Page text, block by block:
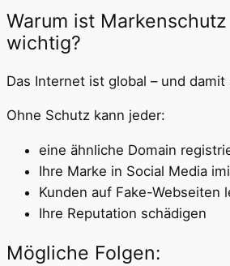
Warum ist
wichtig?
Das Internet ist global – und damit
Ohne Schutz kann jeder:
eine ähnliche Domain
Ihre Marke in Social Media
Kunden auf Fake-Webseiten
Ihre Reputation schädigen
Mögliche Folgen: